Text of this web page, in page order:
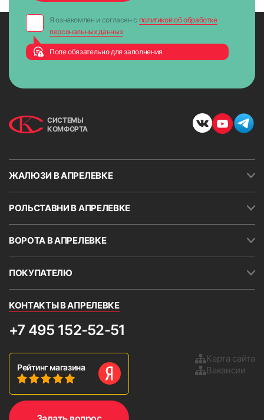
Я ознакомлен и согласен с политикой об обработке
персональных данных
Поле обязательно для заполнения
СИСТЕМЫ
КОМФОРТА
ЖАЛЮЗИ В АПРЕЛЕВКЕ
РОЛЬСТАВНИ В АПРЕЛЕВКЕ
ВОРОТА В АПРЕЛЕВКЕ
ПОКУПАТЕЛЮ
КОНТАКТЫ В АПРЕЛЕВКЕ
+7 495 152-52-51
Рейтинг магазина
Карта сайта
Вакансии